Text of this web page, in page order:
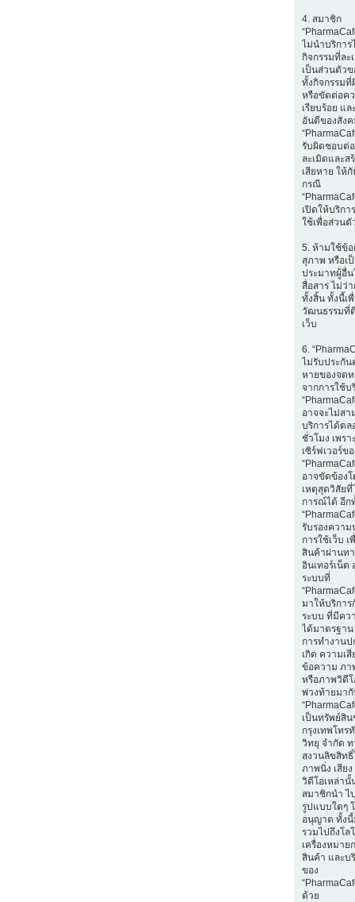
4. สมาชิก
ไม่นำบริการ
กิจกรรมที่ละ
เป็นส่วนตัว
ทั้งกิจกรรม
หรือขัดต่อค
เรียบร้อย แ
อันดีของสัง
รับผิดชอบต่
ละเมิดและส
เสียหาย ให้
กรณี
เปิดให้บริกา
ใช้เพื่อส่วนตั
5. ห้ามใช้ข้
สุภาพ หรือเ
ประมาทผู้อื่น
สื่อสาร ไม่ว่
ทั้งสิ้น ทั้งนี้เ
วัฒนธรรมที่
เว็บ
6.
ไม่รับประกัน
หายของจด
จากการใช้บ
อาจจะไม่สา
บริการได้ตล
ชั่วโมง เพรา
เซิร์ฟเวอร์ข
อาจขัดข้องโ
เหตุสุดวิสัย
การณ์ได้ อีก
รับรองควา
การใช้เว็บ เ
สินค้าผ่านท
อินเทอร์เน็ต
ระบบที่
มาให้บริกา
ระบบ ที่มีคว
ได้มาตรฐา
การทำงานป
เกิด ความเ
ข้อความ ภา
หรือภาพวิดีโ
พ่วงท้ายมา
เป็นทรัพย์สิ
กรุงเทพโทร
วิทยุ จำกัด ท
สงวนลิขสิท
ภาพนิ่ง เสีย
วิดีโอเหล่า
สมาชิกนำ ไ
รูปแบบใดๆ
อนุญาต ทั้ง
รวมไปถึงโล
เครื่องหมาย
สินค้า และบ
ของ
ด้วย